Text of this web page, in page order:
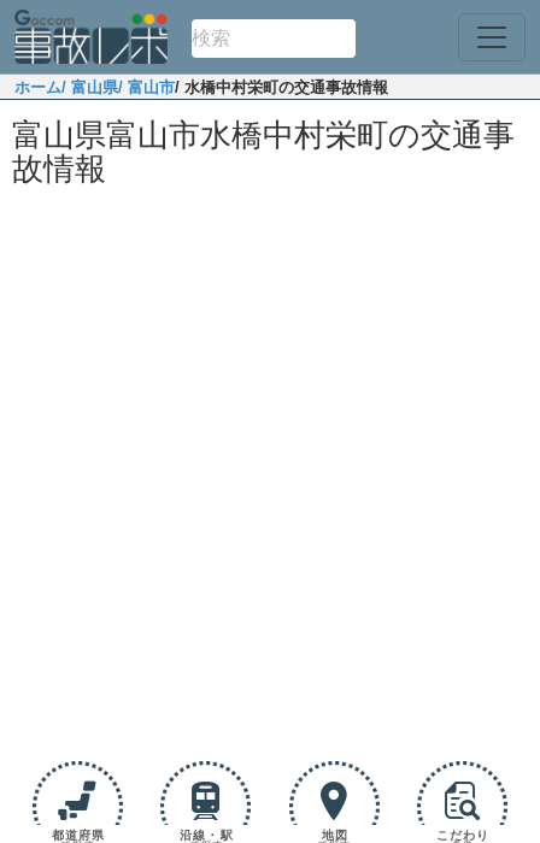
ホーム/ 富山県/ 富山市/ 水橋中村栄町の交通事故情報
富山県富山市水橋中村栄町の交通事
故情報
都道府県 沿線・駅 地図 こだわり